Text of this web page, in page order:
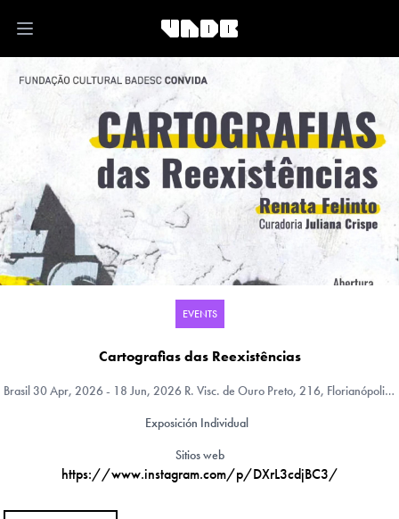
Open main menu
EVENTS
Cartografias das Reexistências
Brasil30 Apr, 2026 - 18 Jun, 2026 R. Visc. de Ouro Preto, 216, Florianópolis, Santa Catarina, Brasil
Exposición Individual
Sitios web
https://www.instagram.com/p/DXrL3cdjBC3/